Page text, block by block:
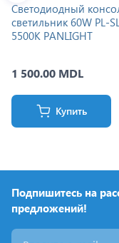
Светодиодный
светильник 60W PL-
5500K PANLIGHT
1 500.00 MDL
Купить
Подпишитесь на
предложений!